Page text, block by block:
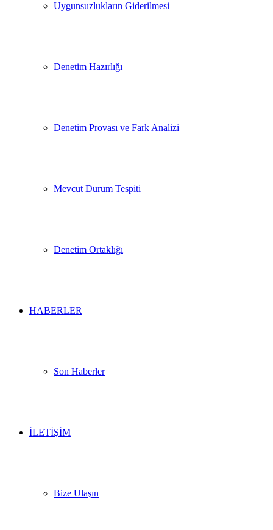
Uygunsuzlukların Giderilmesi
Denetim Hazırlığı
Denetim Provası ve Fark Analizi
Mevcut Durum Tespiti
Denetim Ortaklığı
HABERLER
Son Haberler
İLETİŞİM
Bize Ulaşın